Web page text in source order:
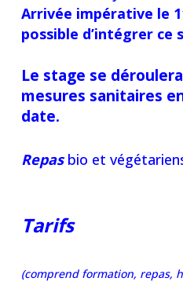
Arrivée impérative le
possible d’intégrer ce
Le stage se
mesures sanitaires
date.
Repasbio et
Tarifs
(comprend formation, repas,